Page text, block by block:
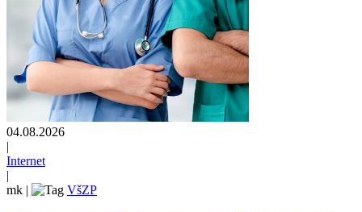
04.08.2026
|
Internet
|
mk | VšZP